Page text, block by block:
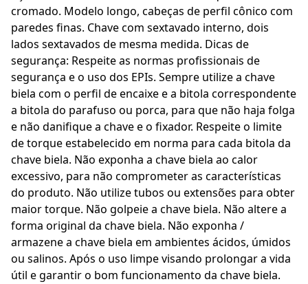
cromado. Modelo longo, cabeças de perfil cônico com
paredes finas. Chave com sextavado interno, dois
lados sextavados de mesma medida. Dicas de
segurança: Respeite as normas profissionais de
segurança e o uso dos EPIs. Sempre utilize a chave
biela com o perfil de encaixe e a bitola correspondente
a bitola do parafuso ou porca, para que não haja folga
e não danifique a chave e o fixador. Respeite o limite
de torque estabelecido em norma para cada bitola da
chave biela. Não exponha a chave biela ao calor
excessivo, para não comprometer as características
do produto. Não utilize tubos ou extensões para obter
maior torque. Não golpeie a chave biela. Não altere a
forma original da chave biela. Não exponha /
armazene a chave biela em ambientes ácidos, úmidos
ou salinos. Após o uso limpe visando prolongar a vida
útil e garantir o bom funcionamento da chave biela.